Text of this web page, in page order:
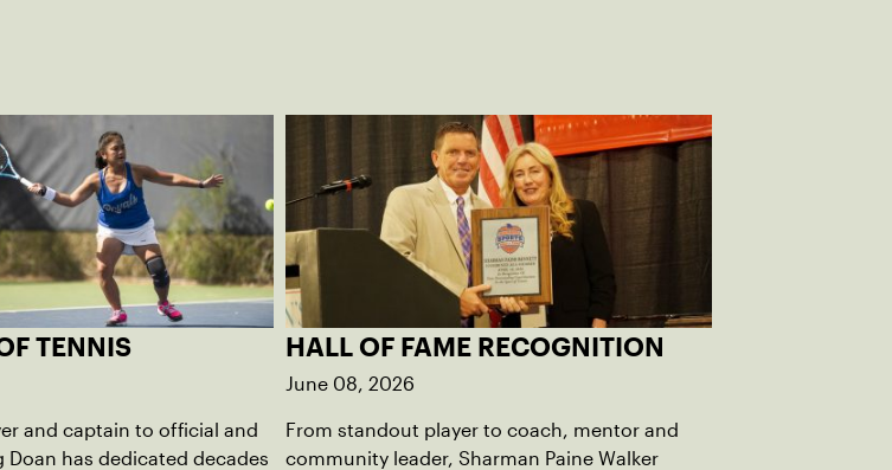
TENNIS
and captain to official and
has dedicated decades
HALL OF FAME RECOGNITION
June 08, 2026
From standout player to coach, mentor and
community leader, Sharman Paine Walker